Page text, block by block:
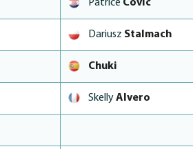
Patrice Čović
Dariusz Stalmach
Chuki
SkellyAlvero